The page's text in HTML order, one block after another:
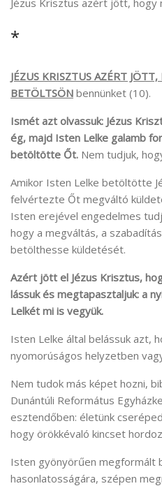
*
JÉZUS KRISZTUS AZÉRT
BETÖLTSÖN bennünket (10).
Ismét azt olvassuk: Jézus
ég, majd Isten Lelke galamb
betöltötte Őt. Nem tudjuk,
Amikor Isten Lelke betöltötte
felvértezte Őt megváltó
Isten erejével engedelmes
hogy a megváltás, a
betölthesse küldetését.
Azért jött el Jézus Krisztus,
lássuk és megtapasztaljuk: a
Lelkét mi is vegyük.
Isten Lelke által belássuk azt,
nyomorúságos helyzetben
Nem tudok más képet hozni,
Dunántúli Református
esztendőben: életünk
hogy örökkévaló kincset
Isten gyönyörűen megformált
hasonlatosságára, szépen